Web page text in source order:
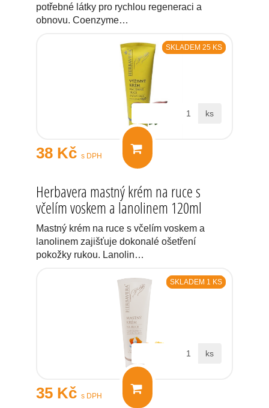
potřebné látky pro rychlou regeneraci a
obnovu. Coenzyme…
SKLADEM 25 KS
38 Kč s DPH
ks
Herbavera mastný krém na ruce s
včelím voskem a lanolinem 120ml
Mastný krém na ruce s včelím voskem a
lanolinem zajišťuje dokonalé ošetření
pokožky rukou. Lanolin…
SKLADEM 1 KS
35 Kč s DPH
ks